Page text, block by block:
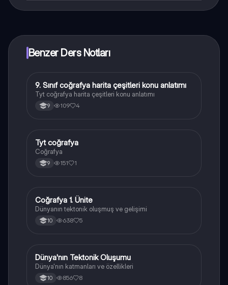
Benzer Ders Notları
Coğrafya
9. Sınıf coğrafya harita çeşitleri konu anlatımı
Tyt coğrafya harita çeşitleri konu anlatımı
9 109 4
Coğrafya
Tyt coğrafya
Coğrafya
9 151 1
Coğrafya
Coğrafya 1. Ünite
Dünyanın tektonik oluşmuş ve gelişimi
10 638 5
Coğrafya
Dünya'nın Tektonik Oluşumu
Dünya'nın katmanları ve özellikleri
10 856 8